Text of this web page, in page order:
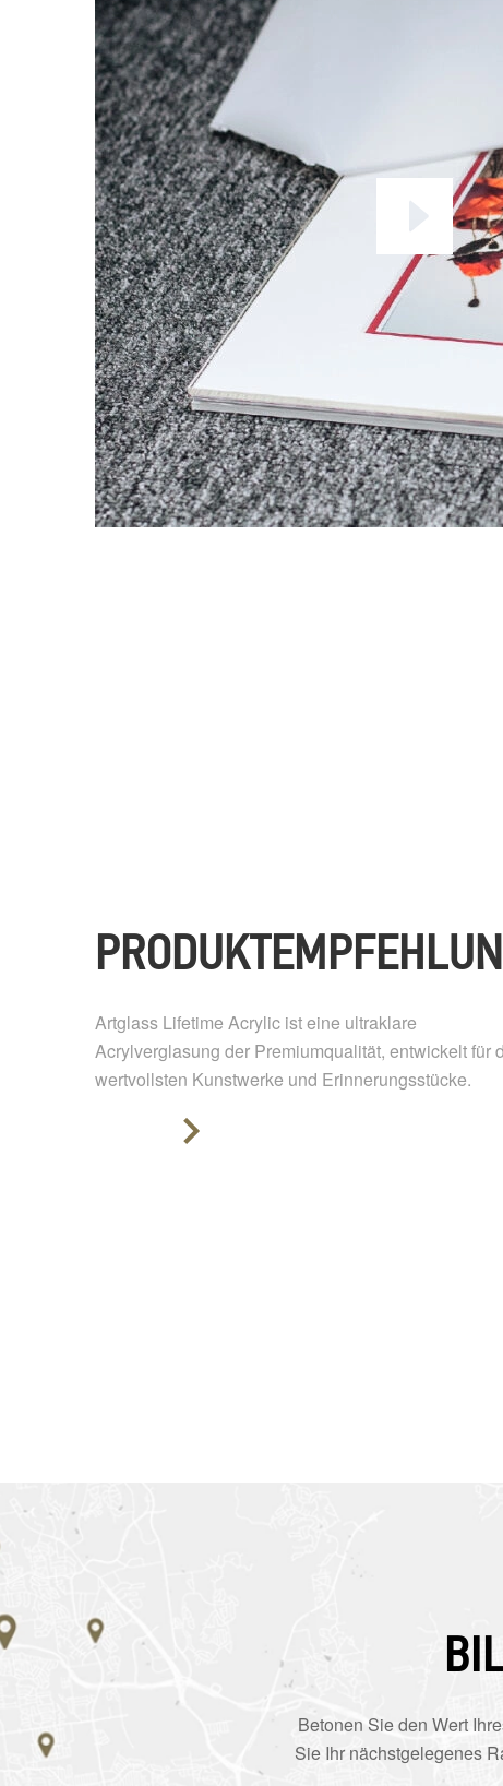
Artglass Lifetime Acrylic ist eine ultraklare
Acrylverglasung der Premiumqualität, entwickelt für
wertvollsten Kunstwerke und Erinnerungsstücke.
Betonen Sie den Wert
Sie Ihr nächstgelegenes